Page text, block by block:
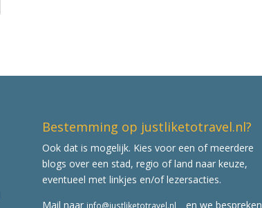
Bestemming op justliketotravel.nl?
Ook dat is mogelijk. Kies voor een of meerdere
blogs over een stad, regio of land naar keuze,
eventueel met linkjes en/of lezersacties.
Mail naar info@justliketotravel.nl en we bespreken